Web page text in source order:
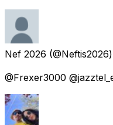
Nef 2026
@Frexer3000